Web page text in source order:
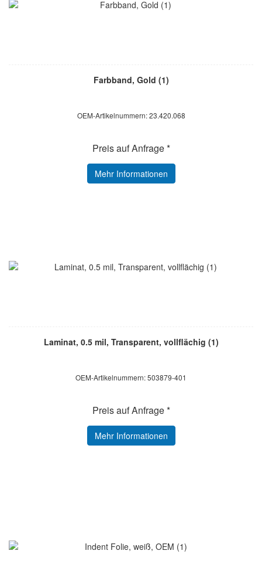
Farbband, Gold (1)
OEM-Artikelnummern: 23.420.068
Preis auf Anfrage *
Mehr Informationen
Laminat, 0.5 mil, Transparent, vollflächig (1)
OEM-Artikelnummern: 503879-401
Preis auf Anfrage *
Mehr Informationen